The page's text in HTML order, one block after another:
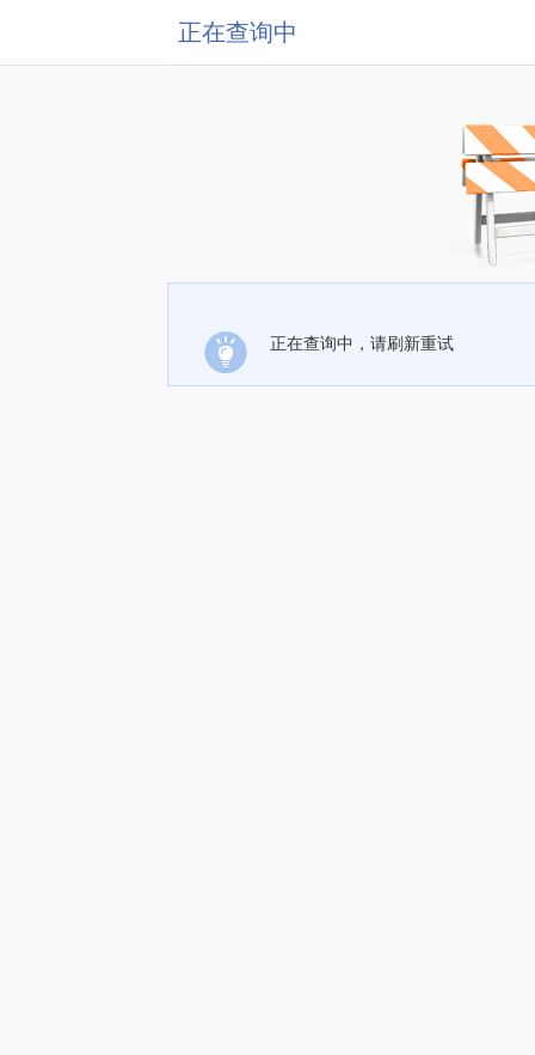
正在查询中
正在查询中，请刷新重试